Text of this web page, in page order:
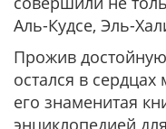
Аль-Кудсе, Эль-
Прожив
остался в
его знаменитая
энциклопедией